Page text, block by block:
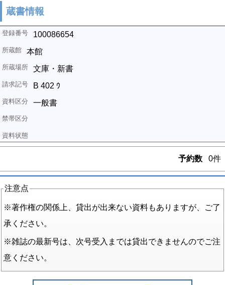
蔵書情報
100086654
本館
文庫・新書
B 402 ｳ
一般書
予約数 0件
注意点
※著作権の関係上、貸出が出来ない資料もありますが、ご了
承ください。
※雑誌の最新号は、次号受入までは貸出できませんのでご注
意ください。